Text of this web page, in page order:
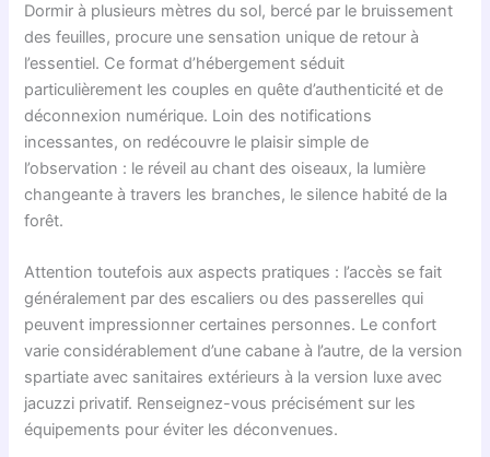
Dormir à plusieurs mètres du sol, bercé par le bruissement
des feuilles, procure une sensation unique de retour à
l’essentiel. Ce format d’hébergement séduit
particulièrement les couples en quête d’authenticité et de
déconnexion numérique. Loin des notifications
incessantes, on redécouvre le plaisir simple de
l’observation : le réveil au chant des oiseaux, la lumière
changeante à travers les branches, le silence habité de la
forêt.
Attention toutefois aux aspects pratiques : l’accès se fait
généralement par des escaliers ou des passerelles qui
peuvent impressionner certaines personnes. Le confort
varie considérablement d’une cabane à l’autre, de la version
spartiate avec sanitaires extérieurs à la version luxe avec
jacuzzi privatif. Renseignez-vous précisément sur les
équipements pour éviter les déconvenues.